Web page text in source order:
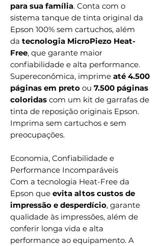
para sua família. Conta com o
sistema tanque de tinta original da
Epson 100% sem cartuchos, além
da tecnologia MicroPiezo Heat-
Free, que garante maior
confiabilidade e alta performance.
Supereconômica, imprime até 4.500
páginas em preto ou 7.500 páginas
coloridas com um kit de garrafas de
tinta de reposição originais Epson.
Imprima sem cartuchos e sem
preocupações.
Economia, Confiabilidade e
Performance Incomparáveis
Com a tecnologia Heat-Free da
Epson que evita altos custos de
impressão e desperdício, garante
qualidade às impressões, além de
conferir longa vida e alta
performance ao equipamento. A